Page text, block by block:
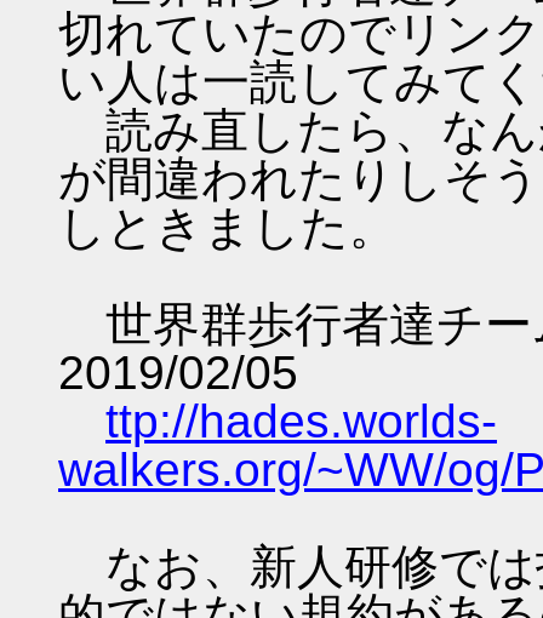
切れていたのでリン
い人は一読してみて
読み直したら、な
が間違われたりしそ
しときました。
世界群歩行者達チ
2019/02/05
ttp://hades.worlds-
walkers.org/~WW/og/
なお、新人研修で